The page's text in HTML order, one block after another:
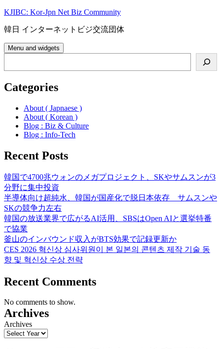
Skip
content
KJIBC: Kor-Jpn Net Biz Community
韓日 インターネットビジ交流団体
Menu and widgets
Categories
About ( Japnaese )
About ( Korean )
Blog : Biz & Culture
Blog : Info-Tech
Recent Posts
韓国で4700兆ウォンのメガプロジェクト、SKやサムスンが3
分野に集中投資
半導体向け超純水、韓国が国産化で脱日本依存 サムスンや
SKの競争力左右
韓国の放送業界で広がるAI活用、SBSはOpen AIと選挙特番
で協業
釜山のインバウンド収入がBTS効果で記録更新か
CES 2026 혁신상 심사위원이 본 일본의 콘텐츠 제작 기술 동
향 및 혁신상 수상 전략
Recent Comments
No comments to show.
Archives
Archives